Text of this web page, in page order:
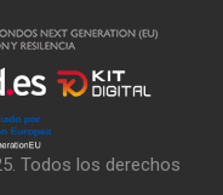
Todos los derechos